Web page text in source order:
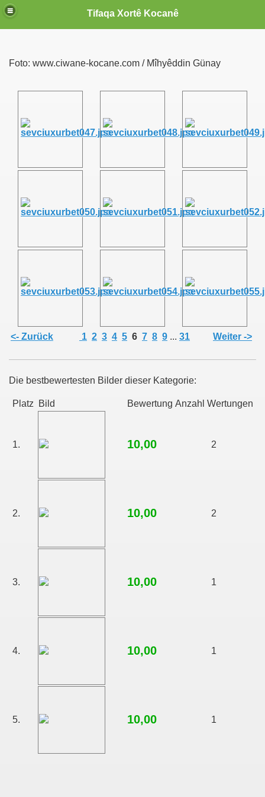
Tifaqa Xortê Kocanê
Foto: www.ciwane-kocane.com / Mîhyêddin Günay
<- Zurück 1 2 3 4 5 6 7 8 9 ... 31 Weiter ->
Die bestbewertesten Bilder dieser Kategorie:
Platz Bild Bewertung Anzahl Wertungen
1. 10,00 2
2. 10,00 2
3. 10,00 1
4. 10,00 1
5. 10,00 1